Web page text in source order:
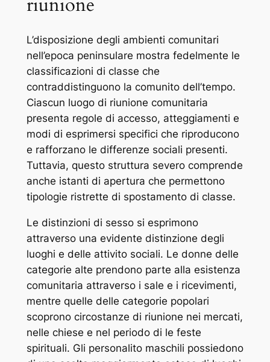
L’disposizione degli ambienti comunitari
nell’epoca peninsulare mostra fedelmente le
classificazioni di classe che
contraddistinguono la comunito dell’tempo.
Ciascun luogo di riunione comunitaria
presenta regole di accesso, atteggiamenti e
modi di esprimersi specifici che riproducono
e rafforzano le differenze sociali presenti.
Tuttavia, questo struttura severo comprende
anche istanti di apertura che permettono
tipologie ristrette di spostamento di classe.
Le distinzioni di sesso si esprimono
attraverso una evidente distinzione degli
luoghi e delle attivito sociali. Le donne delle
categorie alte prendono parte alla esistenza
comunitaria attraverso i sale e i ricevimenti,
mentre quelle delle categorie popolari
scoprono circostanze di riunione nei mercati,
nelle chiese e nel periodo di le feste
spirituali. Gli personalito maschili possiedono